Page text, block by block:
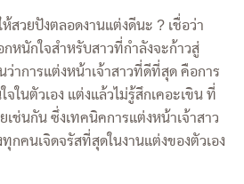
สวยปังตลอดงานแต่งดีนะ ? เชื่อว่า
หนักใจสำหรับสาวที่กำลังจะก้าวสู่
าการแต่งหน้าเจ้าสาวที่ดีที่สุด คือการ
ในตัวเอง แต่งแล้วไม่รู้สึกเคอะเขิน ที่
ช่นกัน ซึ่งเทคนิคการแต่งหน้าเจ้าสาว
กคนเจิดจรัสที่สุดในงานแต่งของตัวเอง